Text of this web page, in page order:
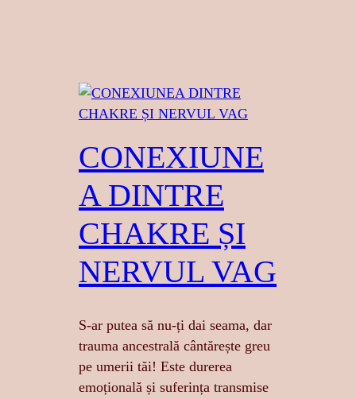
CONEXIUNE
A DINTRE
CHAKRE ȘI
NERVUL VAG
S-ar putea să nu-ți dai seama, dar
trauma ancestrală cântărește greu
pe umerii tăi! Este durerea
emoțională și suferința transmise